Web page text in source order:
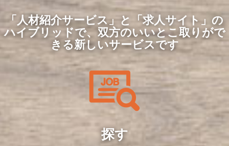
「人材紹介サービス」と「求人サイト」の
ハイブリッドで、双方のいいとこ取りがで
きる新しいサービスです
探す